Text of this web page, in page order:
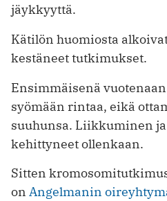
jäykkyyttä.
Kätilön huomiosta
kestäneet tutkimukset.
Ensimmäisenä
syömään rintaa, eikä
suuhunsa. Liikkuminen
kehittyneet ollenkaan.
Sitten
on Angelmanin